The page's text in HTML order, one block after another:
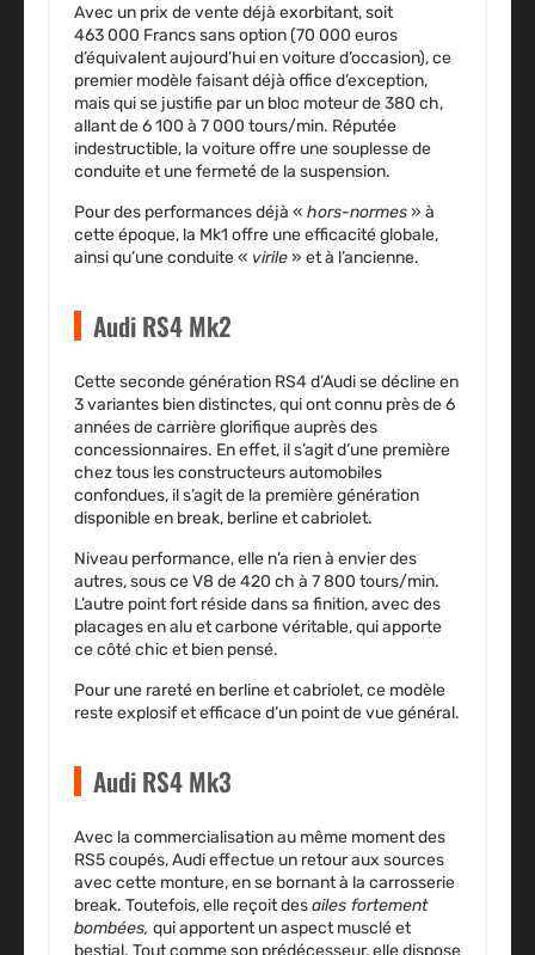
Avec un prix de vente déjà exorbitant, soit
463 000 Francs sans option (70 000 euros
d’équivalent aujourd’hui en voiture d’occasion), ce
premier modèle faisant déjà office d’exception,
mais qui se justifie par un bloc moteur de 380 ch,
allant de 6 100 à 7 000 tours/min. Réputée
indestructible, la voiture offre une souplesse de
conduite et une fermeté de la suspension.
Pour des performances déjà « hors-normes» à
cette époque, la Mk1 offre une efficacité globale,
ainsi qu’une conduite « virile» et à l’ancienne.
Audi RS4 Mk2
Cette seconde génération RS4 d’Audi se décline en
3 variantes bien distinctes, qui ont connu près de 6
années de carrière glorifique auprès des
concessionnaires. En effet, il s’agit d’une première
chez tous les constructeurs automobiles
confondues, il s’agit de la première génération
disponible en break, berline et cabriolet.
Niveau performance, elle n’a rien à envier des
autres, sous ce V8 de 420 ch à 7 800 tours/min.
L’autre point fort réside dans sa finition, avec des
placages en alu et carbone véritable, qui apporte
ce côté chic et bien pensé.
Pour une rareté en berline et cabriolet, ce modèle
reste explosif et efficace d’un point de vue général.
Audi RS4 Mk3
Avec la commercialisation au même moment des
RS5 coupés, Audi effectue un retour aux sources
avec cette monture, en se bornant à la carrosserie
break. Toutefois, elle reçoit desailes fortement
bombées, qui apportent un aspect musclé et
bestial. Tout comme son prédécesseur, elle dispose